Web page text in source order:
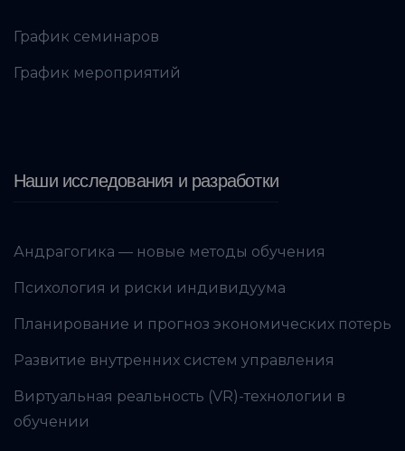
График семинаров
График мероприятий
Наши исследования и разработки
Андрагогика — новые методы обучения
Психология и риски индивидуума
Планирование и прогноз экономических потерь
Развитие внутренних систем управления
Виртуальная реальность (VR)-технологии в
обучении